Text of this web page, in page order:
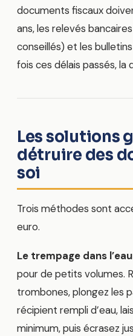
documents fiscaux
ans, les relevés
conseillés) et les
fois ces délais passés, la
Les solutions
détruire des
soi
Trois méthodes sont
euro.
Le trempage dans l’eau
pour de petits volumes.
trombones, plongez les
récipient rempli d’eau,
minimum, puis écrasez